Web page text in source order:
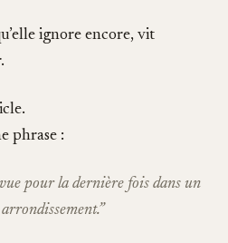
ignore encore, vit
phrase :
pour la dernière fois dans un